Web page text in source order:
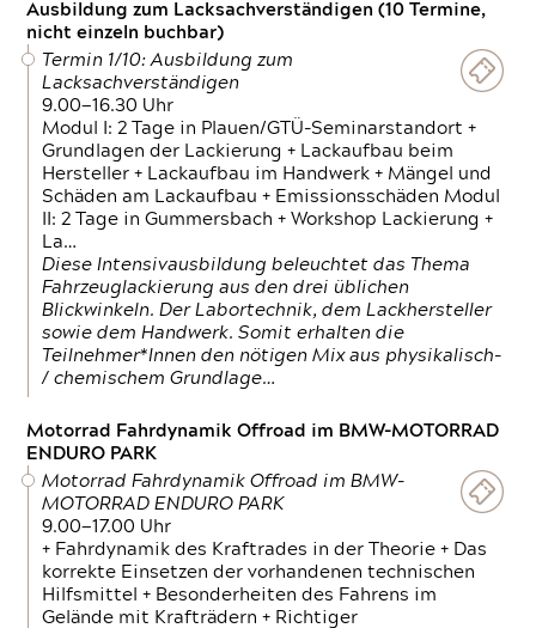
Ausbildung zum Lacksachverständigen (10 Termine,
nicht einzeln buchbar)
Termin 1/10: Ausbildung zum
Lacksachverständigen
9.00—16.30 Uhr
Modul I: 2 Tage in Plauen/GTÜ-Seminarstandort +
Grundlagen der Lackierung + Lackaufbau beim
Hersteller + Lackaufbau im Handwerk + Mängel und
Schäden am Lackaufbau + Emissionsschäden Modul
II: 2 Tage in Gummersbach + Workshop Lackierung +
La…
Diese Intensivausbildung beleuchtet das Thema
Fahrzeuglackierung aus den drei üblichen
Blickwinkeln. Der Labortechnik, dem Lackhersteller
sowie dem Handwerk. Somit erhalten die
Teilnehmer*Innen den nötigen Mix aus physikalisch-
/ chemischem Grundlage…
Motorrad Fahrdynamik Offroad im BMW-MOTORRAD
ENDURO PARK
Motorrad Fahrdynamik Offroad im BMW-
MOTORRAD ENDURO PARK
9.00—17.00 Uhr
+ Fahrdynamik des Kraftrades in der Theorie + Das
korrekte Einsetzen der vorhandenen technischen
Hilfsmittel + Besonderheiten des Fahrens im
Gelände mit Krafträdern + Richtiger